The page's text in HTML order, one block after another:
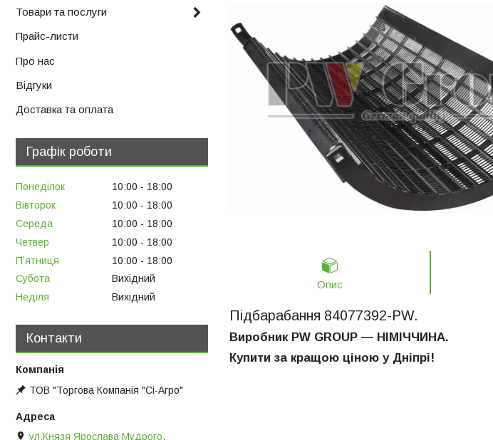
Опис
Підбарабання 84077392-PW.
Виробник PW GROUP — НІМІЧЧИНА.
Купити за кращою ціною у Дніпрі!
Товари та послуги
Прайс-листи
Про нас
Відгуки
Доставка та оплата
Графік роботи
Понеділок 10:00
18:00
Вівторок
10:00
18:00
Середа
10:00
18:00
Четвер
10:00
18:00
Пʼятниця
10:00
18:00
Субота
Вихідний
Неділя
Вихідний
Контакти
ТОВ "Торгова Компанія "Сі-Агро"
ул.Князя Ярослава Мудрого,